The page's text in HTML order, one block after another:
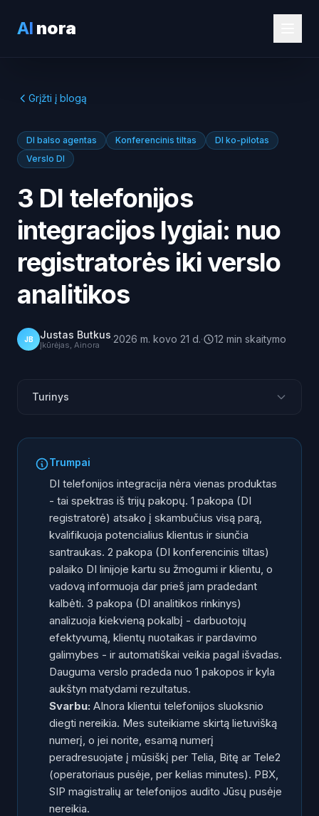
AI nora
Grįžti į blogą
DI balso agentas Konferencinis tiltas
DI ko-pilotas
Verslo DI
3 DI telefonijos
integracijos lygiai: nuo
registratorės iki verslo
analitikos
JB Justas Butkus
Įkūrėjas, Ainora ·2026 m. kovo 21 d.· 12 min skaitymo
Turinys
1 pakopa: DI registratorė
2 pakopa: DI konferencinis tiltas
3 pakopa: DI analitikos rinkinys
Pakopų palyginimas
Augimo kelias: kaip verslas pereina tarp pakopų
Kuri pakopa tinka Jūsų industrijai?
Dažnai užduodami klausimai
Trumpai
DI telefonijos integracija nėra vienas produktas
- tai spektras iš trijų pakopų. 1 pakopa (DI
registratorė) atsako į skambučius visą parą,
kvalifikuoja potencialius klientus ir siunčia
santraukas. 2 pakopa (DI konferencinis tiltas)
palaiko DI linijoje kartu su žmogumi ir klientu, o
vadovą informuoja dar prieš jam pradedant
kalbėti. 3 pakopa (DI analitikos rinkinys)
analizuoja kiekvieną pokalbį - darbuotojų
efektyvumą, klientų nuotaikas ir pardavimo
galimybes - ir automatiškai veikia pagal išvadas.
Dauguma verslo pradeda nuo 1 pakopos ir kyla
aukštyn matydami rezultatus.
Svarbu: AInora klientui telefonijos sluoksnio
diegti nereikia. Mes suteikiame skirtą lietuvišką
numerį, o jei norite, esamą numerį
peradresuojate į mūsiškį per Telia, Bitę ar Tele2
(operatoriaus pusėje, per kelias minutes). PBX,
SIP magistralių ar telefonijos audito Jūsų pusėje
nereikia.